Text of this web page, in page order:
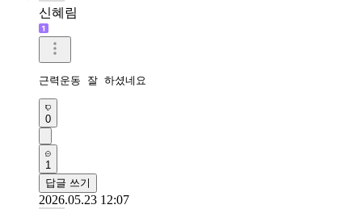
신혜림
근력운동 잘 하셨네요
0
1
답글 쓰기
2026.05.23 12:07